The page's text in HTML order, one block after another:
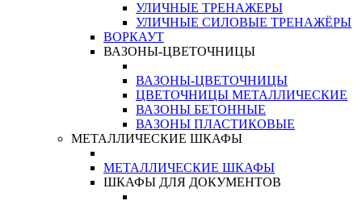
УЛИЧНЫЕ ТРЕНАЖЕРЫ
УЛИЧНЫЕ СИЛОВЫЕ ТРЕНАЖЁРЫ
ВОРКАУТ
ВАЗОНЫ-ЦВЕТОЧНИЦЫ
ВАЗОНЫ-ЦВЕТОЧНИЦЫ
ЦВЕТОЧНИЦЫ МЕТАЛЛИЧЕСКИЕ
ВАЗОНЫ БЕТОННЫЕ
ВАЗОНЫ ПЛАСТИКОВЫЕ
МЕТАЛЛИЧЕСКИЕ ШКАФЫ
МЕТАЛЛИЧЕСКИЕ ШКАФЫ
ШКАФЫ ДЛЯ ДОКУМЕНТОВ